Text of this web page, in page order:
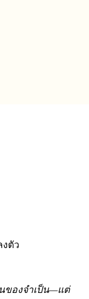
ตัว
ของจำเป็น—แต่